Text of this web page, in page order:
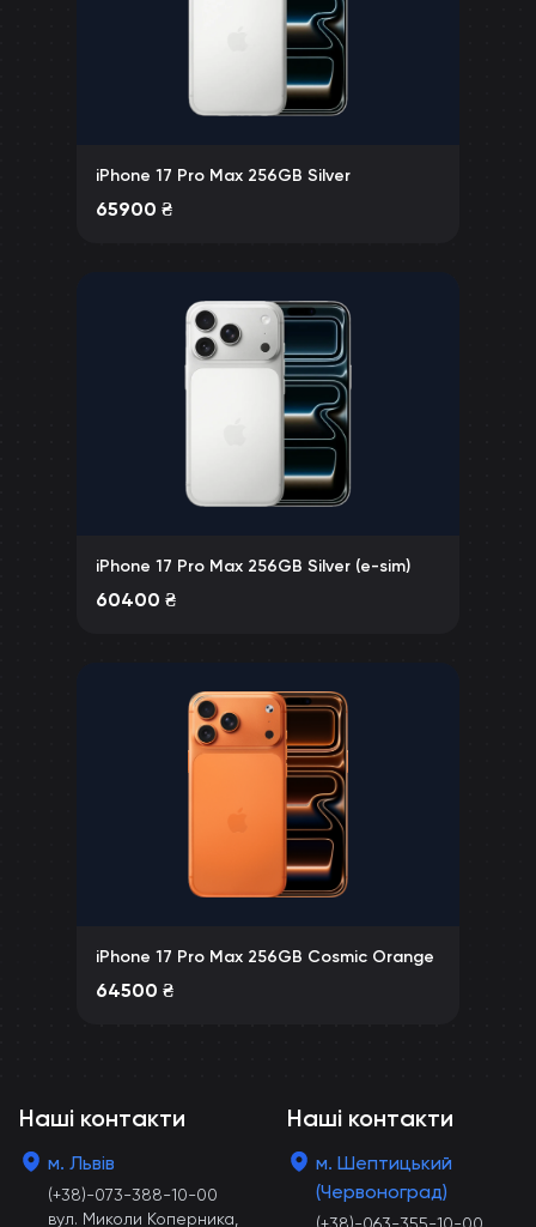
iPhone 17 Pro Max 256GB Silver
65900 ₴
iPhone 17 Pro Max 256GB Silver (e-sim)
60400 ₴
iPhone 17 Pro Max 256GB Cosmic Orange
64500 ₴
Наші контакти
м. Львів
(+38)-073-388-10-00
вул. Миколи Коперника,
Наші контакти
м. Шептицький
(Червоноград)